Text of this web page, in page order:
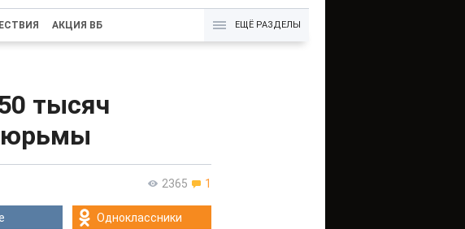
АКЦИЯ ВБ ЕЩЁ РАЗДЕЛЫ
тысяч
2365 1
Одноклассники